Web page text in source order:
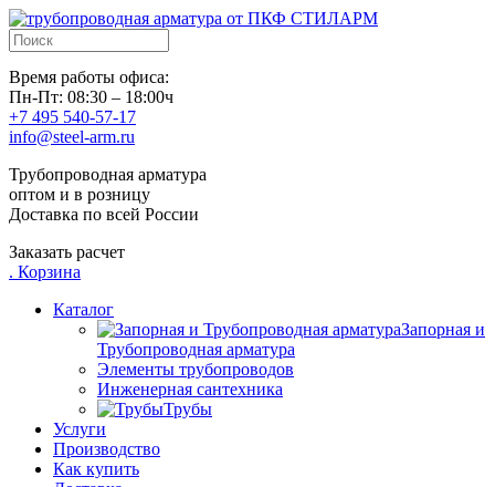
Время работы офиса:
Пн-Пт: 08:30 – 18:00ч
+7 495 540-57-17
info@steel-arm.ru
Трубопроводная арматура
оптом и в розницу
Доставка по всей России
Заказать расчет
. Корзина
Каталог
Запорная и
Трубопроводная арматура
Элементы трубопроводов
Инженерная сантехника
Трубы
Услуги
Производство
Как купить